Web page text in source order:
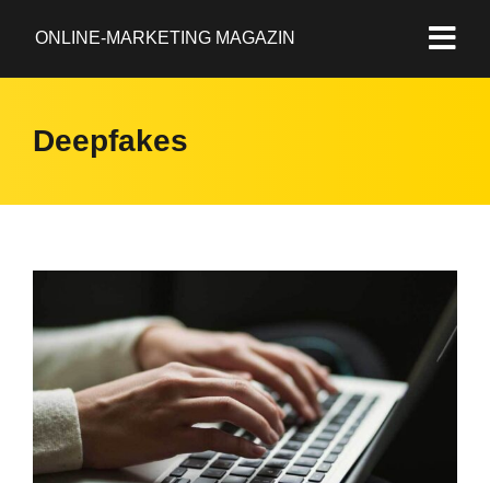
ONLINE-MARKETING MAGAZIN
Deepfakes